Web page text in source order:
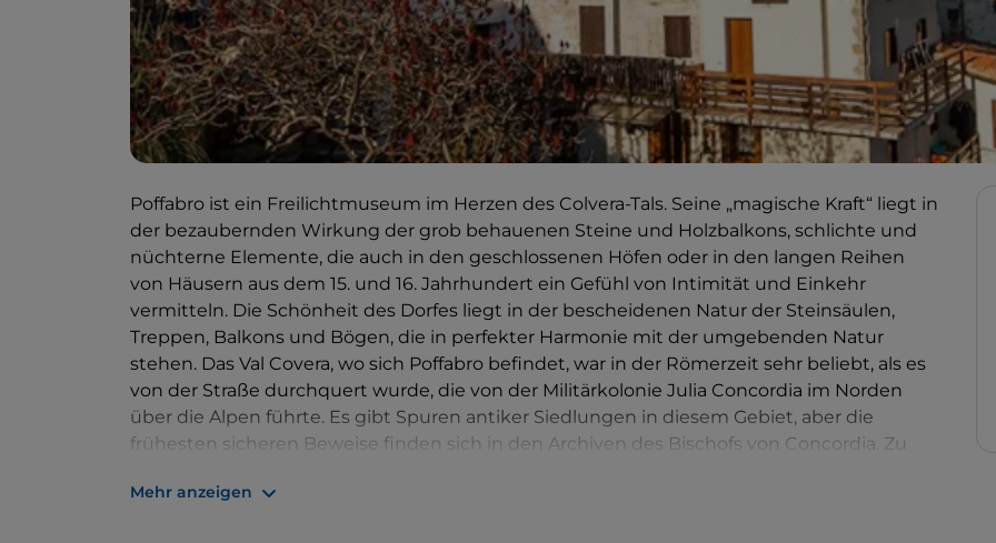
Poffabro ist ein Freilichtmuseum im Herzen des Colvera-Tals. Seine „magische Kraft“ liegt in
der bezaubernden Wirkung der grob behauenen Steine und Holzbalkons, schlichte und
nüchterne Elemente, die auch in den geschlossenen Höfen oder in den langen Reihen
von Häusern aus dem 15. und 16. Jahrhundert ein Gefühl von Intimität und Einkehr
vermitteln. Die Schönheit des Dorfes liegt in der bescheidenen Natur der Steinsäulen,
Treppen, Balkons und Bögen, die in perfekter Harmonie mit der umgebenden Natur
stehen. Das Val Covera, wo sich Poffabro befindet, war in der Römerzeit sehr beliebt, als es
von der Straße durchquert wurde, die von der Militärkolonie Julia Concordia im Norden
über die Alpen führte. Es gibt Spuren antiker Siedlungen in diesem Gebiet, aber die
frühesten sicheren Beweise finden sich in den Archiven des Bischofs von Concordia. Zu
einen Schiedsspruch aus dem Jahr 1339, in dem „Prafabrorum“, die „Schmiedewiese“,
Mehr anzeigen